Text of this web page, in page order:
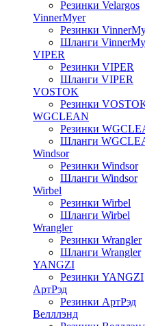
Резинки Velargos
VinnerMyer
Резинки
Шланги
VIPER
Резинки VIPER
Шланги VIPER
VOSTOK
Резинки
WGCLEAN
Резинки
Шланги
Windsor
Резинки Windsor
Шланги Windsor
Wirbel
Резинки Wirbel
Шланги Wirbel
Wrangler
Резинки Wrangler
Шланги Wrangler
YANGZI
Резинки YANGZI
АртРэд
Резинки АртРэд
Велллэнд